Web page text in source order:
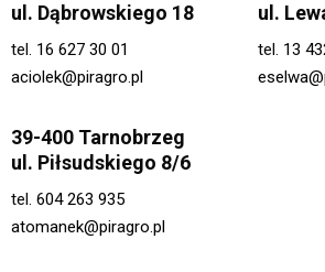
ul. Dąbrowskiego 18
tel. 16 627 30 01
aciolek@piragro.pl
ul.
tel. 13
39-400 Tarnobrzeg
ul. Piłsudskiego 8/6
tel. 604 263 935
atomanek@piragro.pl